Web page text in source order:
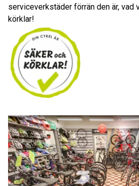
serviceverkstäder förrän den är, vad
körklar!